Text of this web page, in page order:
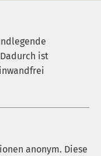
ist
anonym. Diese